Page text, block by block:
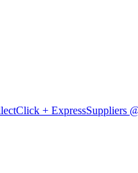
Click + ExpressSuppliers